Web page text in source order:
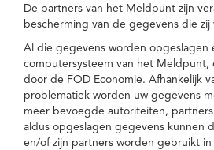
De partners van het Meldpunt zijn
bescherming van de gegevens die zij
Al die gegevens worden opgeslagen
computersysteem van het Meldpunt,
door de FOD Economie. Afhankelijk
problematiek worden uw gegevens
meer bevoegde autoriteiten,
aldus opgeslagen gegevens kunnen
en/of zijn partners worden gebruikt in